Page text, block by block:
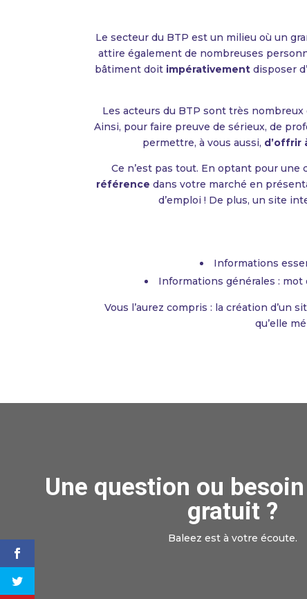
Le secteur du BTP est un milieu où un
attire également de nombreuses
bâtiment doit impérativementdisposer
Les acteurs du BTP sont très
Ainsi, pour faire preuve de sérieux, de
permettre, à vous aussi, d’offrir
Ce n’est pas tout. En optant pour une
référence dans votre marché en
d’emploi ! De plus, un site
Informations
Informations générales : mot
Vous l’aurez compris : la création
qu’elle
Une question ou
gratuit ?
Baleez est à votre écoute.